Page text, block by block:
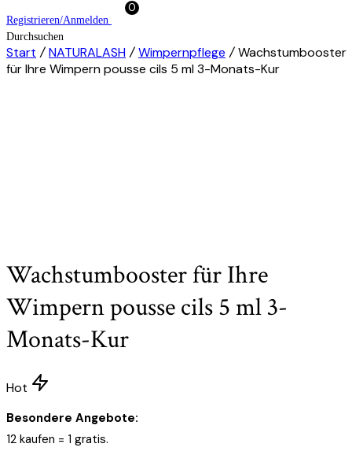
Registrieren/Anmelden
0
Durchsuchen
Start /NATURALASH /Wimpernpflege /Wachstumbooster
für Ihre Wimpern pousse cils 5 ml 3-Monats-Kur
Wachstumbooster für Ihre
Wimpern pousse cils 5 ml 3-
Monats-Kur
Hot
Besondere Angebote:
12 kaufen = 1 gratis.